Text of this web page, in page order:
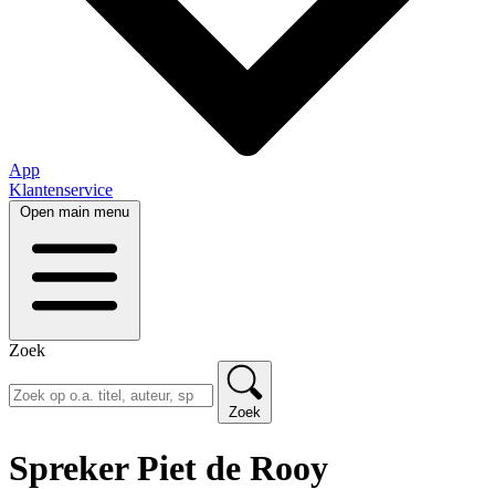
App
Klantenservice
Open main menu
Zoek
Zoek
Spreker Piet de Rooy